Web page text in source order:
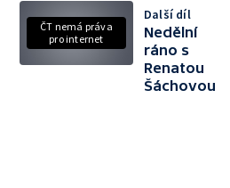
ČT nemá práva
pro internet
Další díl
Nedělní
ráno s
Renatou
Šáchovou